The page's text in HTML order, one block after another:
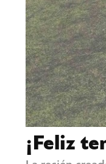
¡Feliz